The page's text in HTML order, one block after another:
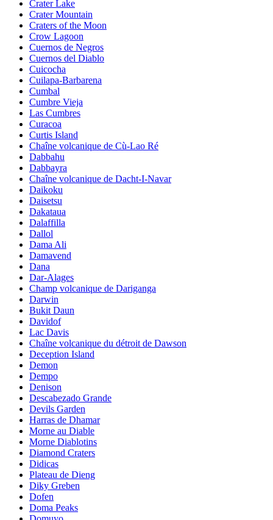
Crater Lake
Crater Mountain
Craters of the Moon
Crow Lagoon
Cuernos de Negros
Cuernos del Diablo
Cuicocha
Cuilapa-Barbarena
Cumbal
Cumbre Vieja
Las Cumbres
Curacoa
Curtis Island
Chaîne volcanique de Cù-Lao Ré
Dabbahu
Dabbayra
Chaîne volcanique de Dacht-I-Navar
Daikoku
Daisetsu
Dakataua
Dalaffilla
Dallol
Dama Ali
Damavend
Dana
Dar-Alages
Champ volcanique de Dariganga
Darwin
Bukit Daun
Davidof
Lac Davis
Chaîne volcanique du détroit de Dawson
Deception Island
Demon
Dempo
Denison
Descabezado Grande
Devils Garden
Harras de Dhamar
Morne au Diable
Morne Diablotins
Diamond Craters
Didicas
Plateau de Dieng
Diky Greben
Dofen
Doma Peaks